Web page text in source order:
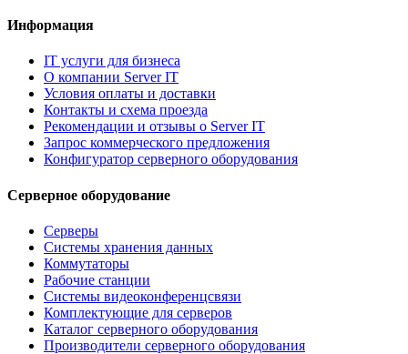
Информация
IT услуги для бизнеса
О компании Server IT
Условия оплаты и доставки
Контакты и схема проезда
Рекомендации и отзывы о Server IT
Запрос коммерческого предложения
Конфигуратор серверного оборудования
Серверное оборудование
Серверы
Системы хранения данных
Коммутаторы
Рабочие станции
Системы видеоконференцсвязи
Комплектующие для серверов
Каталог серверного оборудования
Производители серверного оборудования